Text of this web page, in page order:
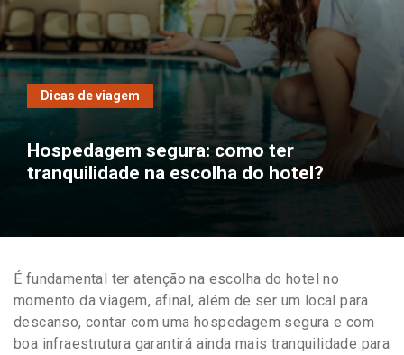
Dicas de viagem
Hospedagem segura: como ter
tranquilidade na escolha do hotel?
É fundamental ter atenção na escolha do hotel no
momento da viagem, afinal, além de ser um local para
descanso, contar com uma hospedagem segura e com
boa infraestrutura garantirá ainda mais tranquilidade para